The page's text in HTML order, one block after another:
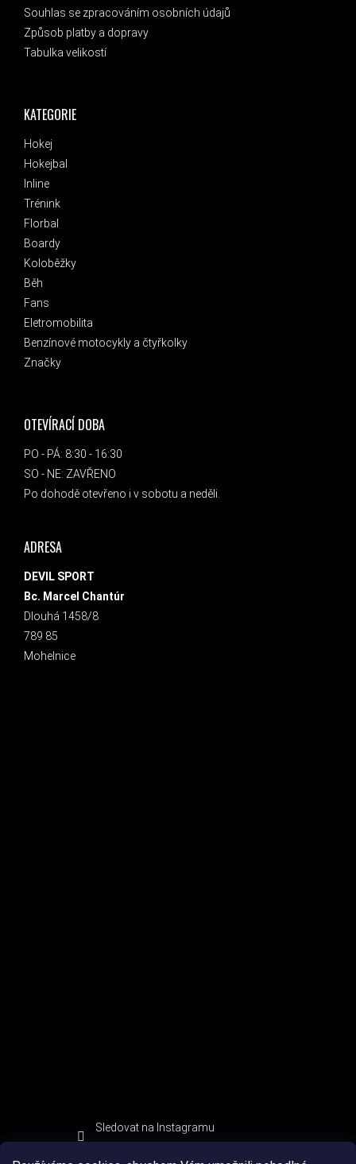
KATEGORIE
Hokej
Hokejbal
Inline
Trénink
Florbal
Boardy
Koloběžky
Běh
Fans
Eletromobilita
Benzínové motocykly a čtyřkolky
Značky
Souhlas se zpracováním osobních údajů
Způsob platby a dopravy
Tabulka velikostí
OTEVÍRACÍ DOBA
PO - PÁ: 8:30 - 16:30
SO - NE: ZAVŘENO
Po dohodě otevřeno i v sobotu a neděli.
ADRESA
DEVIL SPORT
Bc. Marcel Chantúr
Dlouhá 1458/8
789 85
Mohelnice
Sledovat na Instagramu